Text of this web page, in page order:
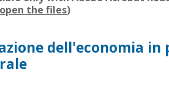
the files)
dell'economia in